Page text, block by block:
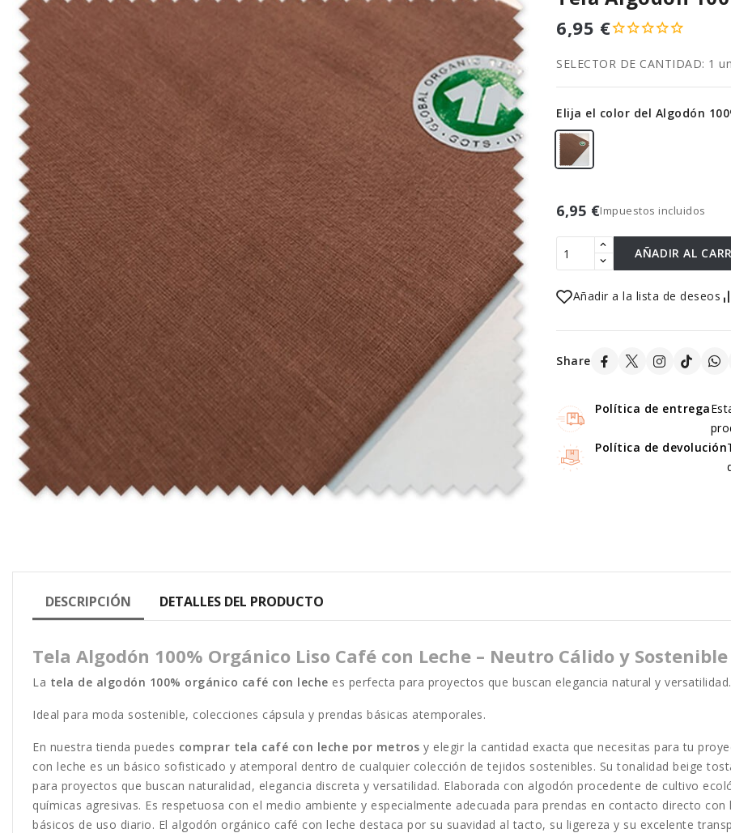
6,95 €
SELECTOR DE CANTIDAD: 1
Elija el color del Algodón
6,95 €Impuestos incluidos
AÑADIR AL
Añadir a la lista de deseos
Share
Política de entrega
Política de devolución
DESCRIPCIÓN DETALLES DEL PRODUCTO
Tela Algodón 100% Orgánico Liso Café con Leche – Neutro Cálido y
La tela de algodón 100% orgánico café con leche es perfecta para proyectos que buscan elegancia natural y
Ideal para moda sostenible, colecciones cápsula y prendas básicas atemporales.
En nuestra tienda puedes comprar tela café con leche por metros y elegir la cantidad exacta que necesitas para tu
con leche es un básico sofisticado y atemporal dentro de cualquier colección de tejidos sostenibles. Su tonalidad beige
para proyectos que buscan naturalidad, elegancia discreta y versatilidad. Elaborada con algodón procedente de cultivo
químicas agresivas. Es respetuosa con el medio ambiente y especialmente adecuada para prendas en contacto directo
básicos de uso diario. El algodón orgánico café con leche destaca por su suavidad al tacto, su ligereza y su excelente